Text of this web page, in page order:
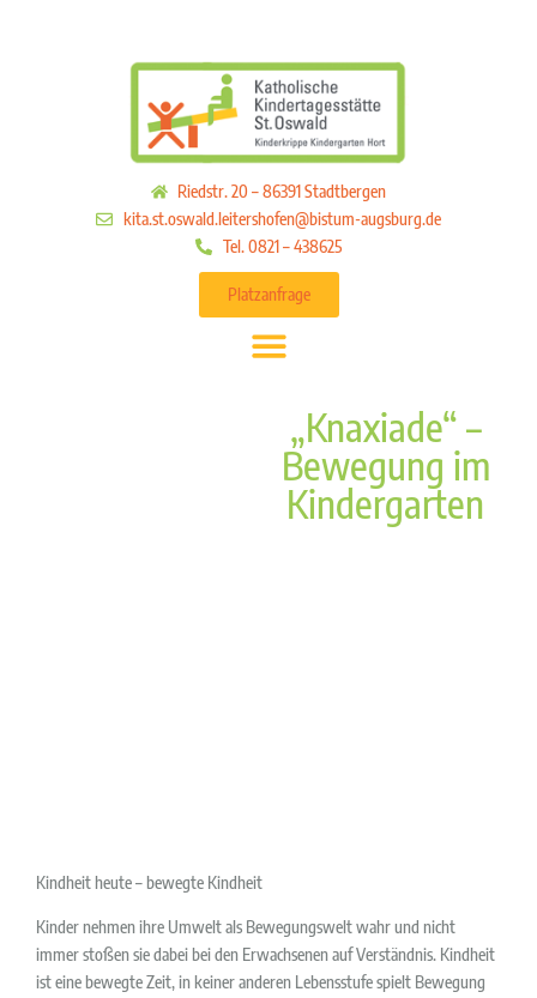
Riedstr. 20 – 86391 Stadtbergen
kita.st.oswald.leitershofen@bistum-augsburg.de
Tel. 0821 – 438625
Platzanfrage
„Knaxiade“ –
Bewegung im
Kindergarten
Kindheit heute – bewegte Kindheit
Kinder nehmen ihre Umwelt als Bewegungswelt wahr und nicht
immer stoßen sie dabei bei den Erwachsenen auf Verständnis. Kindheit
ist eine bewegte Zeit, in keiner anderen Lebensstufe spielt Bewegung